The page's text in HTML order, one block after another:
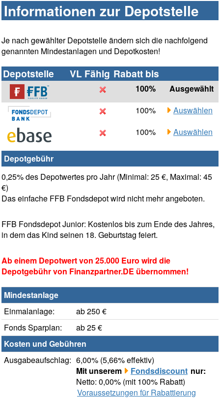
Informationen zur Depotstelle
Je nach gewählter Depotstelle ändern sich die nachfolgend
genannten Mindestanlagen und Depotkosten!
Depotstelle VL Fähig Rabatt bis
100%
Ausgewählt
100%
Auswählen
100%
Auswählen
Depotgebühr
0,25% des Depotwertes pro Jahr (Minimal: 25 €, Maximal: 45
€)
Das einfache FFB Fondsdepot wird nicht mehr angeboten.
FFB Fondsdepot Junior: Kostenlos bis zum Ende des Jahres,
in dem das Kind seinen 18. Geburtstag feiert.
Ab einem Depotwert von 25.000 Euro wird die
Depotgebühr von Finanzpartner.DE übernommen!
Mindestanlage
Einmalanlage:
ab 250 €
Fonds Sparplan:
ab 25 €
Kosten und Gebühren
Ausgabeaufschlag: 6,00% (5,66% effektiv)
Mit unserem
Fondsdiscount nur:
Netto: 0,00% (mit 100% Rabatt)
Voraussetzungen für Rabattierung